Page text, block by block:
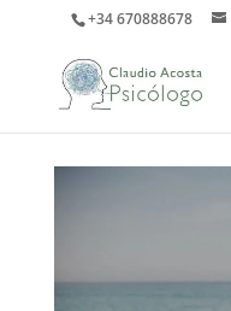
+34 670888678